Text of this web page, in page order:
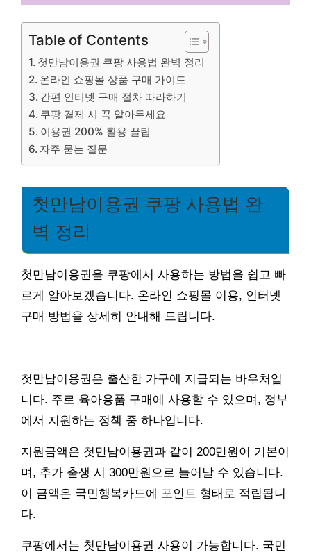
Table of Contents
첫만남이용권 쿠팡 사용법 완벽 정리
온라인 쇼핑몰 상품 구매 가이드
간편 인터넷 구매 절차 따라하기
쿠팡 결제 시 꼭 알아두세요
이용권 200% 활용 꿀팁
자주 묻는 질문
첫만남이용권 쿠팡 사용법 완
벽 정리
첫만남이용권을 쿠팡에서 사용하는 방법을 쉽고 빠
르게 알아보겠습니다. 온라인 쇼핑몰 이용, 인터넷
구매 방법을 상세히 안내해 드립니다.
첫만남이용권은 출산한 가구에 지급되는 바우처입
니다. 주로 육아용품 구매에 사용할 수 있으며, 정부
에서 지원하는 정책 중 하나입니다.
지원금액은 첫만남이용권과 같이 200만원이 기본이
며, 추가 출생 시 300만원으로 늘어날 수 있습니다.
이 금액은 국민행복카드에 포인트 형태로 적립됩니
다.
쿠팡에서는 첫만남이용권 사용이 가능합니다. 국민